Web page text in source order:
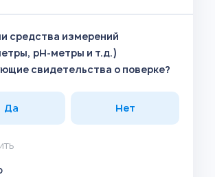
средства измерений
pH-метры и т.д.)
свидетельства о поверке?
Да Нет